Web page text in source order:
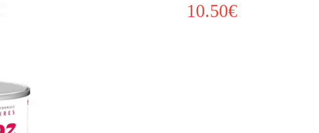
10.50€